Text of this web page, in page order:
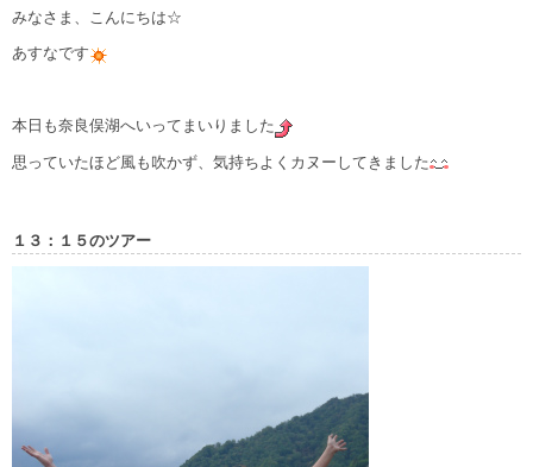
みなさま、こんにちは☆
あすなです
本日も奈良俣湖へいってまいりました
思っていたほど風も吹かず、気持ちよくカヌーしてきました
１３：１５のツアー